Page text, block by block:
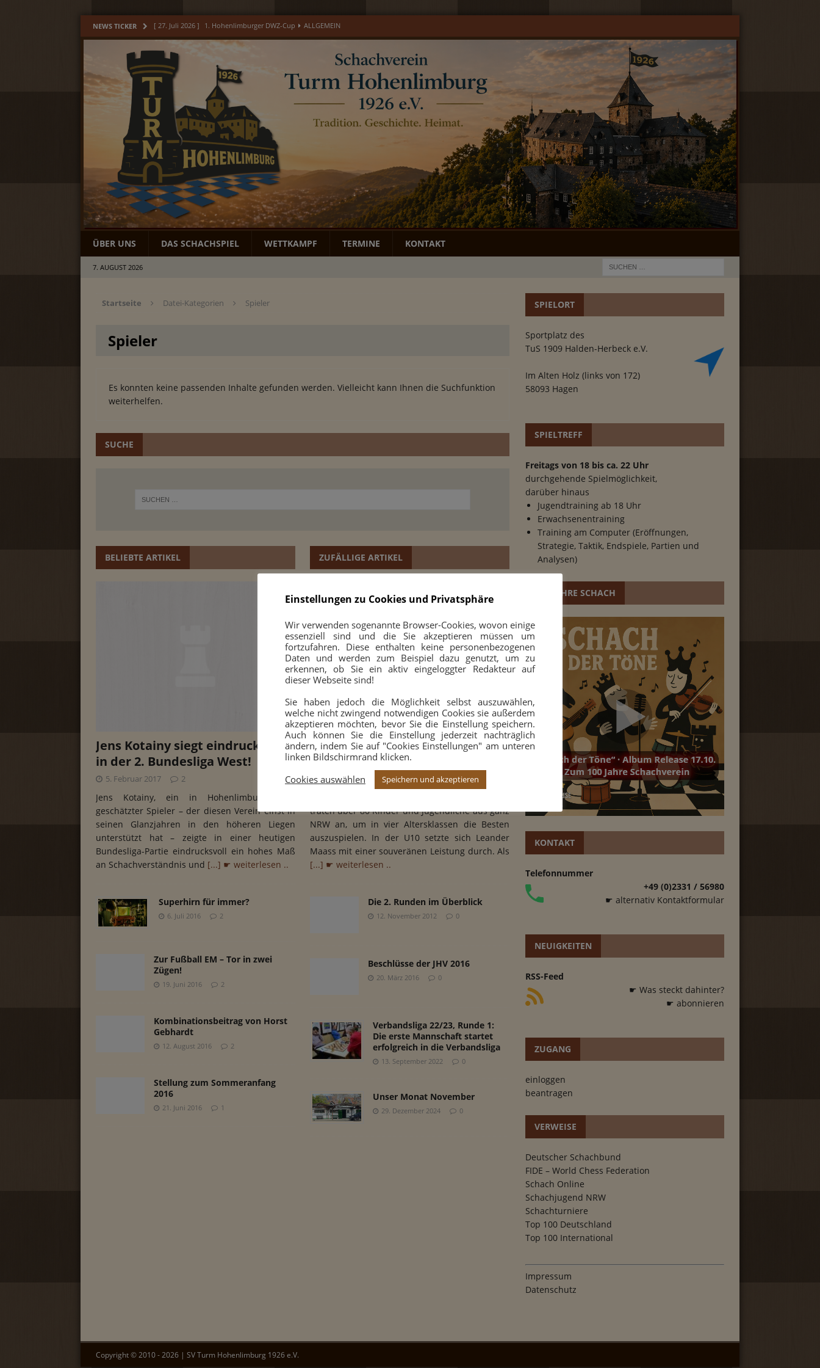
NEWS TICKER [ 17. Juli 2026 ] Hohenlimburger Jubiläums-Open ALLGEMEIN
Hohenlimburger Jugendopen 2026 – Gedenkturnier für Ulrich Eisenburger
[ 6. Juli 2026 ] Unser Monat Juni
Unser Monat Juli MONATSBERICHTE
[ 27. Juli 2026 ] 1. Hohenlimburger DWZ-Cup
ÜBER UNS DAS SCHACHSPIEL WETTKAMPF TERMINE KONTAKT
7. AUGUST 2026
Startseite Datei-Kategorien Spieler
Spieler
Es konnten keine passenden Inhalte gefunden werden. Vielleicht kann Ihnen die Suchfunktion
weiterhelfen.
SUCHE
BELIEBTE ARTIKEL
Jens Kotainy siegt eindrucksvoll
in der 2. Bundesliga West!
5. Februar 2017 2
Jens Kotainy, ein in Hohenlimburg sehr
geschätzter Spieler – der diesen Verein einst in
seinen Glanzjahren in den höheren Liegen
unterstützt hat – zeigte in einer heutigen
Bundesliga-Partie eindrucksvoll ein hohes Maß
an Schachverständnis und [...] ☛ weiterlesen ..
Superhirn für immer?
6. Juli 2016 2
Zur Fußball EM – Tor in zwei
Zügen!
19. Juni 2016 2
Kombinationsbeitrag von Horst
Gebhardt
12. August 2016 2
Stellung zum Sommeranfang
2016
21. Juni 2016 1
ZUFÄLLIGE ARTIKEL
Leander Maass siegt beim
Nikolaus-Cup in Soest
7. Dezember 2014 0
traten über 80 Kinder und Jugendliche aus ganz
NRW an, um in vier Altersklassen die Besten
auszuspielen. In der U10 setzte sich Leander
Maass mit einer souveränen Leistung durch. Als
[...] ☛ weiterlesen ..
Die 2. Runden im Überblick
12. November 2012 0
Beschlüsse der JHV 2016
20. März 2016 0
Verbandsliga 22/23, Runde 1:
Die erste Mannschaft startet
erfolgreich in die Verbandsliga
13. September 2022 0
Unser Monat November
29. Dezember 2024 0
SPIELORT
Sportplatz des
TuS 1909 Halden-Herbeck e.V.
Im Alten Holz (links von 172)
58093 Hagen
SPIELTREFF
Freitags von 18 bis ca. 22 Uhr
durchgehende Spielmöglichkeit,
darüber hinaus
Jugendtraining ab 18 Uhr
Erwachsenentraining
Training am Computer (Eröffnungen,
Strategie, Taktik, Endspiele, Partien und
Analysen)
100 JAHRE SCHACH
KONTAKT
Telefonnummer
+49 (0)2331 / 56980
☛ alternativ Kontaktformular
NEUIGKEITEN
RSS-Feed
☛ Was steckt dahinter?
☛ abonnieren
ZUGANG
einloggen
beantragen
VERWEISE
Deutscher Schachbund
FIDE – World Chess Federation
Schach Online
Schachjugend NRW
Schachturniere
Top 100 Deutschland
Top 100 International
Impressum
Datenschutz
Copyright ©2010-2026 | SV Turm Hohenlimburg 1926 e.V.
Einstellungen zu Cookies und Privatsphäre
Wir verwenden sogenannte Browser-Cookies, wovon einige
essenziell sind und die Sie akzeptieren müssen um
fortzufahren. Diese enthalten keine personenbezogenen
Daten und werden zum Beispiel dazu genutzt, um zu
erkennen, ob Sie ein aktiv eingeloggter Redakteur auf
dieser Webseite sind!
Sie haben jedoch die Möglichkeit selbst auszuwählen,
welche nicht zwingend notwendigen Cookies sie außerdem
akzeptieren möchten, bevor Sie die Einstellung speichern.
Auch können Sie die Einstellung jederzeit nachträglich
ändern, indem Sie auf "Cookies Einstellungen" am unteren
linken Bildschirmrand klicken.
Cookies auswählen
Speichern und akzeptieren